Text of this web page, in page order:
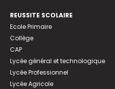
REUSSITE SCOLAIRE
Ecole Primaire
Collège
CAP
Lycée général et technologique
Lycée Professionnel
Lycée Agricole